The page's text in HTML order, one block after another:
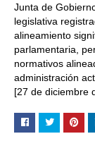
Junta de
legislativa
alineamiento
parlamentaria,
normativos
administración
[27 de diciembre